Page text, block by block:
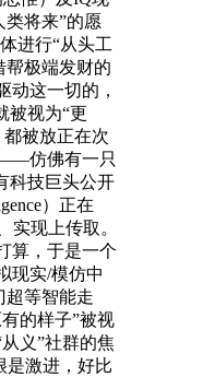
类将来”的愿
进行“从头工
帮极端发财的
动这一切的，
被视为“更
被放正在次
——仿佛有一只
科技巨头公开
）正在
实现上传取。
算，于是一个
现实/模仿中
超等智能走
的样子”被视
义”社群的焦
是激进，好比